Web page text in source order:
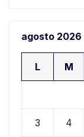
agosto 2026
L M
3 4